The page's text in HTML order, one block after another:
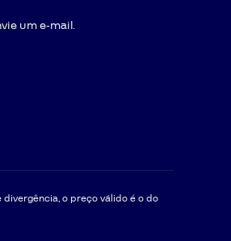
um e-mail.
o preço válido é o do